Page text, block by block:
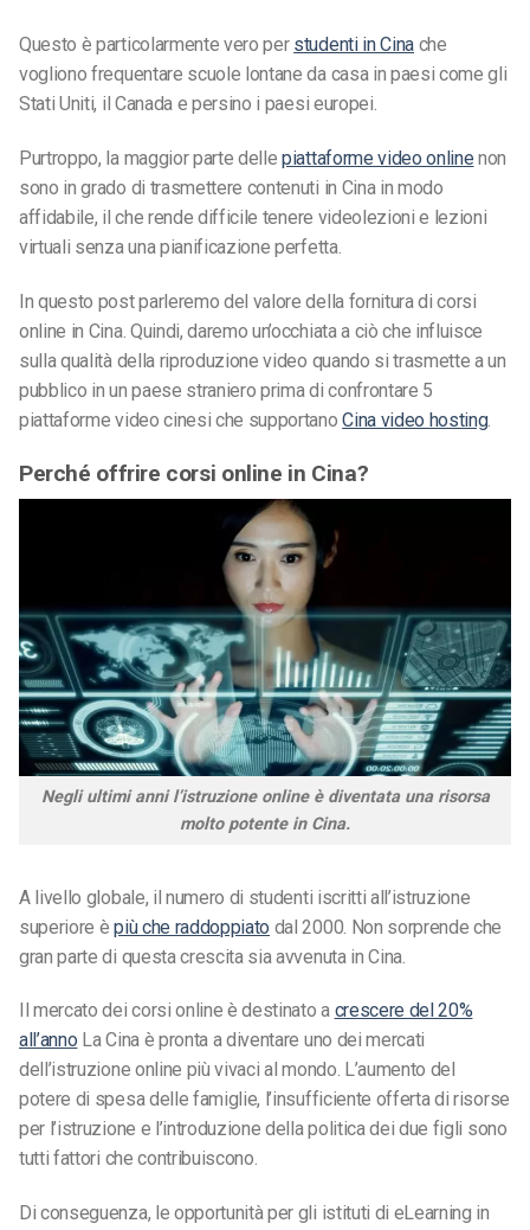
Questo è particolarmente vero per studenti in Cina che
vogliono frequentare scuole lontane da casa in paesi come gli
Stati Uniti, il Canada e persino i paesi europei.
Purtroppo, la maggior parte dellepiattaforme video online non
sono in grado di trasmettere contenuti in Cina in modo
affidabile, il che rende difficile tenere videolezioni e lezioni
virtuali senza una pianificazione perfetta.
In questo post parleremo del valore della fornitura di corsi
online in Cina. Quindi, daremo un’occhiata a ciò che influisce
sulla qualità della riproduzione video quando si trasmette a un
pubblico in un paese straniero prima di confrontare 5
piattaforme video cinesi che supportanoCina video hosting.
Perché offrire corsi online in Cina?
Negli ultimi anni l’istruzione online è diventata una risorsa
molto potente in Cina.
A livello globale, il numero di studenti iscritti all’istruzione
superiore èpiù che raddoppiato dal 2000. Non sorprende che
gran parte di questa crescita sia avvenuta in Cina.
Il mercato dei corsi online è destinato a crescere del 20%
all’anno La Cina è pronta a diventare uno dei mercati
dell’istruzione online più vivaci al mondo. L’aumento del
potere di spesa delle famiglie, l’insufficiente offerta di risorse
per l’istruzione e l’introduzione della politica dei due figli sono
tutti fattori che contribuiscono.
Di conseguenza, le opportunità per gli istituti di eLearning in